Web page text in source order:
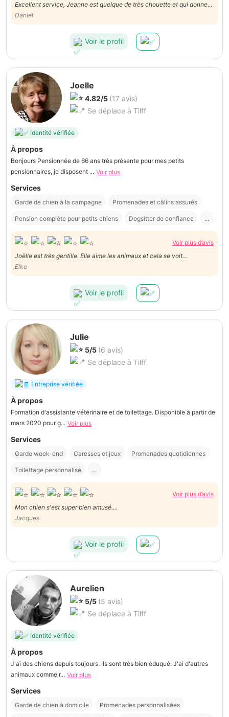
Excellent service, Jeanne est quelque de très chouette et qui donne
très régulièrement des nouvelles de mon loulou 😀
Daniel
Voir le profil
Joelle
4.82/5 (17 avis)
Se déplace à Tilff
Identité vérifiée
À propos
Bonjours Pensionnée de 66 ans très présente pour mes petits
pensionnaires, je disposent ... Voir plus
Services
Garde de chien à la campagne Promenades et câlins assurés
Pension complète pour petits chiens Dogsitter de confiance ...
Voir plus d’avis
Joëlle est très gentille. Elle aime les animaux et cela se voit
clairement. Nos Cockers ont été heureux chez elle!
Elke
Voir le profil
Julie
5/5 (6 avis)
Se déplace à Tilff
Entreprise vérifiée
À propos
Formation d'assistante vétérinaire et de toilettage. Disponible à partir de
mars 2020 pour g... Voir plus
Services
Garde week-end Caresses et jeux Promenades quotidiennes
Toilettage personnalisé ...
Voir plus d’avis
Mon chien s'est super bien amusé....
Jacques
Voir le profil
Aurelien
5/5 (5 avis)
Se déplace à Tilff
Identité vérifiée
À propos
J'ai des chiens depuis toujours. Ils sont très bien éduqué. J'ai d'autres
animaux comme r... Voir plus
Services
Garde de chien à domicile Promenades personnalisées